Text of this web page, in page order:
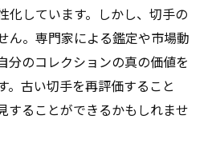
化しています。しかし、切手の
ん。専門家による鑑定や市場動
分のコレクションの真の価値を
。古い切手を再評価すること
することができるかもしれませ